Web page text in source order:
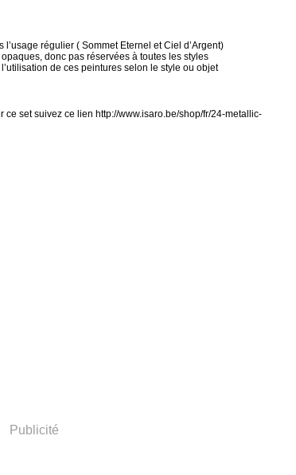
régulier ( Sommet Eternel et Ciel d’Argent)
donc pas réservées à toutes les styles
de ces peintures selon le style ou objet
set suivez ce lien http://www.isaro.be/shop/fr/24-metallic-
Publicité